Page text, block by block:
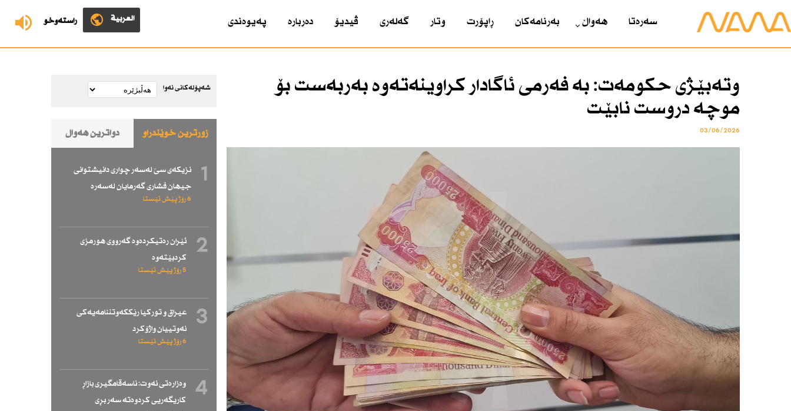
ڕاستەوخۆ العربية سەرەتا هەواڵ بەرنامەکان ڕاپۆرت وتار گەلەری ڤیدیۆ دەربارە پەیوەندی
وتەبێژی حكومەت: بە فەرمی ئاگادار كراوینەتەوە بەربەست بۆ
موچە دروست نابێت
03/06/2026
شەپۆلەکانی نەوا
زۆرترین خوێندراو دواترین هەواڵ
1
نزیكەی سێ لەسەر چواری دانیشتوانی
جیهان فشاری گەرمایان لەسەرە
6 رۆژ پێش ئێستا
2
ئێران رەتیكردەوە گەرووی هورمزی
كردبێتەوە
5 رۆژ پێش ئێستا
3
عیراق و توركیا رێككەوتننامەیەكی
نەوتییان واژۆكرد
6 رۆژ پێش ئێستا
4
وەزارەتی نەوت: ناسەقامگیری بازاڕ
كاریگەریی كردوەتە سەر بڕی